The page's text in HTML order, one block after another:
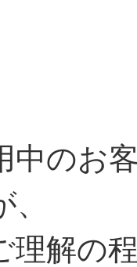
中のお
理解の